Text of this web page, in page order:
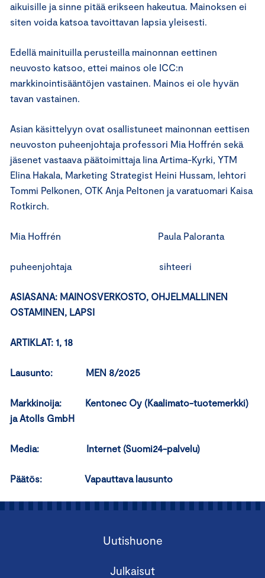
aikuisille ja sinne pitää erikseen hakeutua. Mainoksen ei
siten voida katsoa tavoittavan lapsia yleisesti.
Edellä mainituilla perusteilla mainonnan eettinen
neuvosto katsoo, ettei mainos ole ICC:n
markkinointisääntöjen vastainen. Mainos ei ole hyvän
tavan vastainen.
Asian käsittelyyn ovat osallistuneet mainonnan eettisen
neuvoston puheenjohtaja professori Mia Hoffrén sekä
jäsenet vastaava päätoimittaja Iina Artima-Kyrki, YTM
Elina Hakala, Marketing Strategist Heini Hussam, lehtori
Tommi Pelkonen, OTK Anja Peltonen ja varatuomari Kaisa
Rotkirch.
Mia Hoffrén Paula Paloranta
puheenjohtaja sihteeri
ASIASANA: MAINOSVERKOSTO, OHJELMALLINEN
OSTAMINEN, LAPSI
ARTIKLAT: 1, 18
Lausunto: MEN 8/2025
Markkinoija: Kentonec Oy (Kaalimato-tuotemerkki)
ja Atolls GmbH
Media: Internet (Suomi24-palvelu)
Päätös: Vapauttava lausunto
Uutishuone
Julkaisut